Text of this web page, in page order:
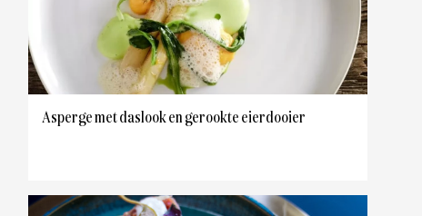
Asperge met daslook en gerookte eierdooier